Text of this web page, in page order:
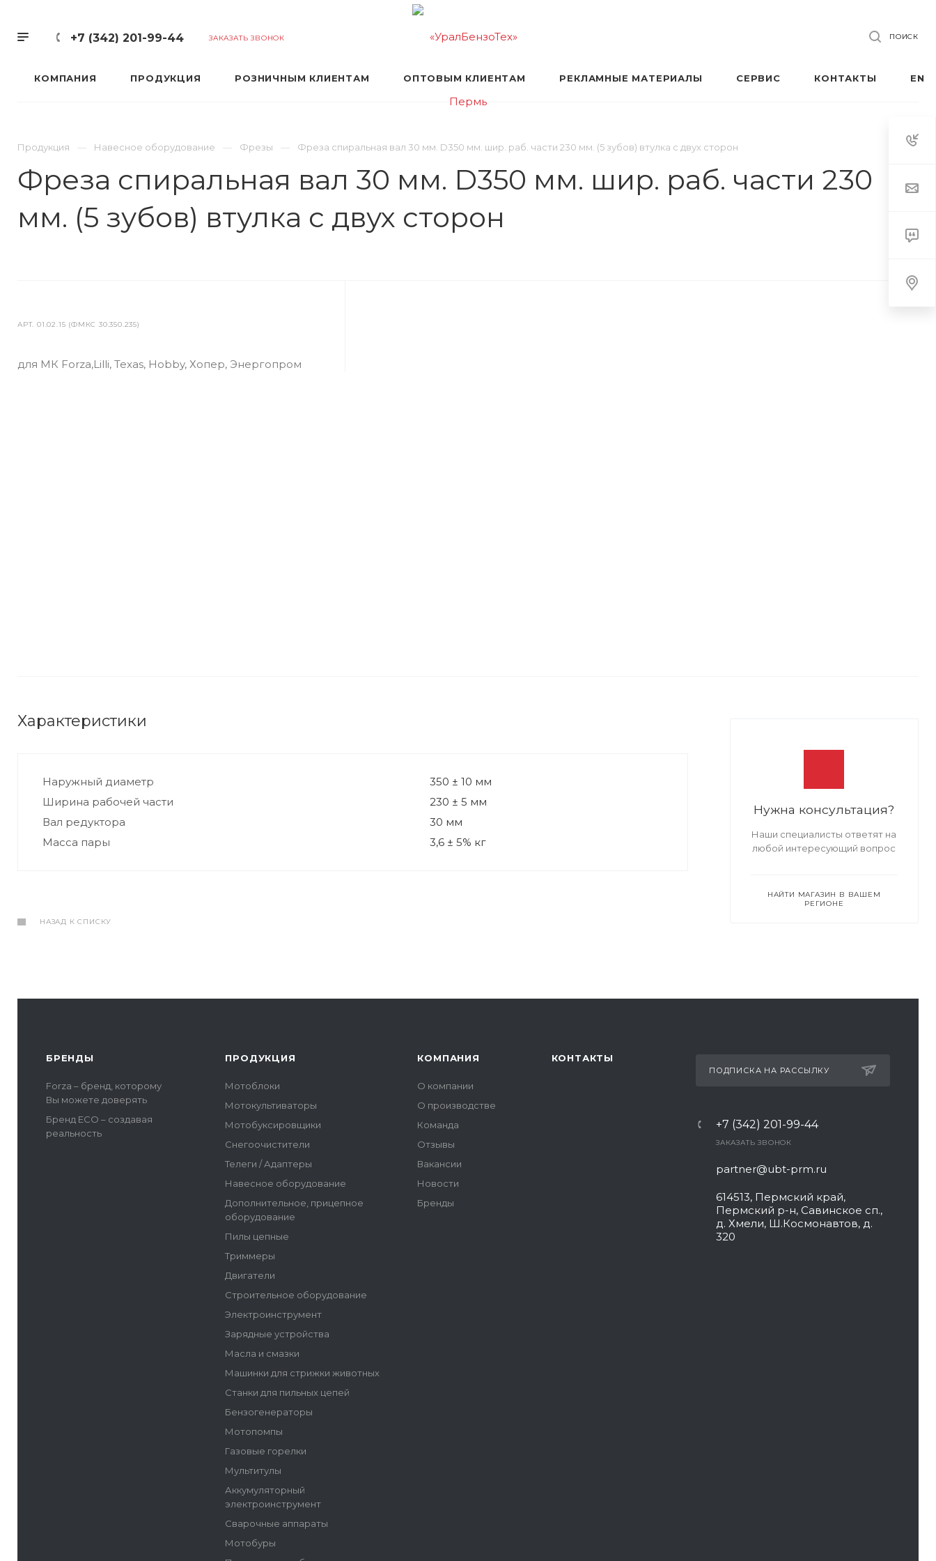
+7 (342) 201-99-44 ЗАКАЗАТЬ ЗВОНОК ПОИСК
КОМПАНИЯ ПРОДУКЦИЯ РОЗНИЧНЫМ КЛИЕНТАМ ОПТОВЫМ КЛИЕНТАМ РЕКЛАМНЫЕ МАТЕРИАЛЫ СЕРВИС КОНТАКТЫ EN
Продукция Навесное оборудование Фрезы Фреза спиральная вал 30 мм. D350 мм. шир. раб. части 230 мм. (5 зубов) втулка с двух сторон
Фреза спиральная вал 30 мм. D350 мм. шир. раб. части 230
мм. (5 зубов) втулка с двух сторон
АРТ.01.02.15 (ФМКС 30.350.235)
для МК Forza,Lilli, Texas, Hobby, Хопер, Энергопром
Нужна консультация?
Наши специалисты ответят на
любой интересующий вопрос
НАЙТИ МАГАЗИН В ВАШЕМ
РЕГИОНЕ
Характеристики
Наружный диаметр
350 ± 10 мм
Ширина рабочей части
230 ± 5 мм
Вал редуктора
30 мм
Масса пары
3,6 ± 5% кг
НАЗАД К СПИСКУ
БРЕНДЫ
Forza – бренд, которому
Вы можете доверять
Бренд ECO – создавая
реальность
ПРОДУКЦИЯ
Мотоблоки
Мотокультиваторы
Мотобуксировщики
Снегоочистители
Телеги / Адаптеры
Навесное оборудование
Дополнительное, прицепное
оборудование
Пилы цепные
Триммеры
Двигатели
Строительное оборудование
Электроинструмент
Зарядные устройства
Масла и смазки
Машинки для стрижки животных
Станки для пильных цепей
Бензогенераторы
Мотопомпы
Газовые горелки
Мультитулы
Аккумуляторный
электроинструмент
Сварочные аппараты
Мотобуры
КОМПАНИЯ
О компании
О производстве
Команда
Отзывы
Вакансии
Новости
Бренды
КОНТАКТЫ
ПОДПИСКА НА РАССЫЛКУ
+7 (342) 201-99-44
ЗАКАЗАТЬ ЗВОНОК
partner@ubt-prm.ru
614513, Пермский край,
Пермский р-н, Савинское сп.,
д. Хмели, Ш.Космонавтов, д.
320